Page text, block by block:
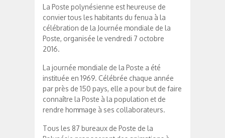
La Poste polynésienne est heureuse de
convier tous les habitants du fenua à la
célébration de la Journée mondiale de la
Poste, organisée le vendredi 7 octobre
2016.
La journée mondiale de la Poste a été
instituée en 1969. Célébrée chaque année
par près de 150 pays, elle a pour but de faire
connaître la Poste à la population et de
rendre hommage à ses collaborateurs.
Tous les 87 bureaux de Poste de la